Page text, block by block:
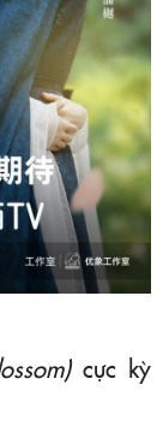
cực kỳ